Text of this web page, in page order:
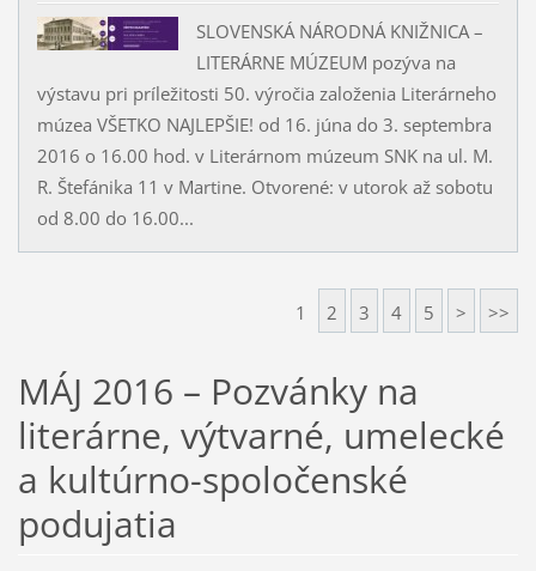
SLOVENSKÁ NÁRODNÁ KNIŽNICA –
LITERÁRNE MÚZEUM pozýva na
výstavu pri príležitosti 50. výročia založenia Literárneho
múzea VŠETKO NAJLEPŠIE! od 16. júna do 3. septembra
2016 o 16.00 hod. v Literárnom múzeum SNK na ul. M.
R. Štefánika 11 v Martine. Otvorené: v utorok až sobotu
od 8.00 do 16.00...
1 2 3 4 5 > >>
MÁJ 2016 – Pozvánky na
literárne, výtvarné, umelecké
a kultúrno-spoločenské
podujatia